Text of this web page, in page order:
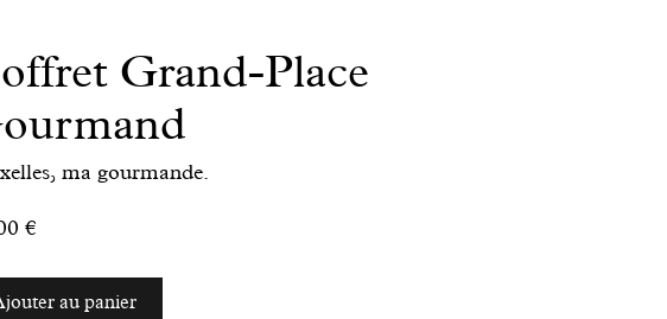
Grand-Place
ma gourmande.
€
au panier